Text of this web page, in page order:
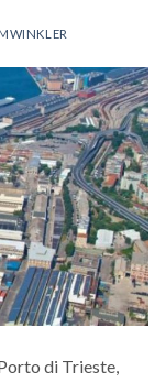
MWINKLER
di Trieste,